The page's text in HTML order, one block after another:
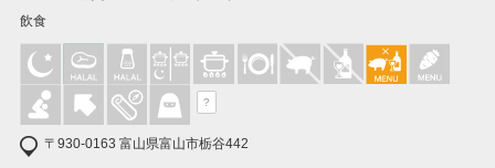
飲食
?
〒930-0163 富山県富山市栃谷442